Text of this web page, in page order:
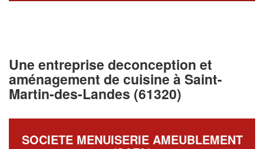
Une entreprise deconception et
aménagement de cuisine à Saint-
Martin-des-Landes (61320)
SOCIETE MENUISERIE AMEUBLEMENT